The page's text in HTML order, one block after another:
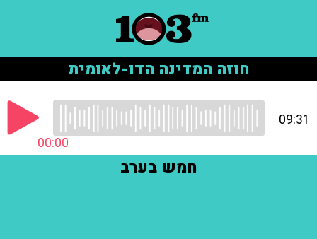
חוזה המדינה הדו-לאומית
00:00
09:31
חמש בערב